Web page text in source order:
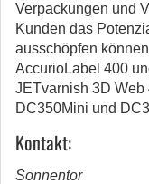
Verpackungen und
Kunden das
ausschöpfen
AccurioLabel 400
JETvarnish 3D Web
DC350Mini und
Kontakt:
Sonnentor